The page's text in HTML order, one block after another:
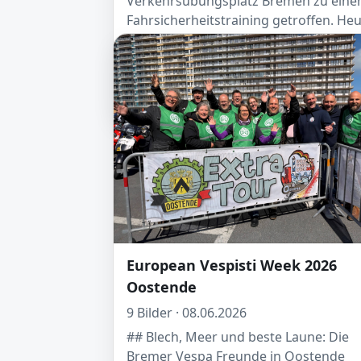
Fahrsicherheitstraining getroffen.
ging es um die Grundlagen für
Schaltroller. Unser Trainer ist übrigens
selber Vespa-Fahrer und hatte natürlich
seine PX dabei
European Vespisti Week 2026
Oostende
9 Bilder · 08.06.2026
## Blech, Meer und beste Laune: Die
Bremer Vespa Freunde in Oostende